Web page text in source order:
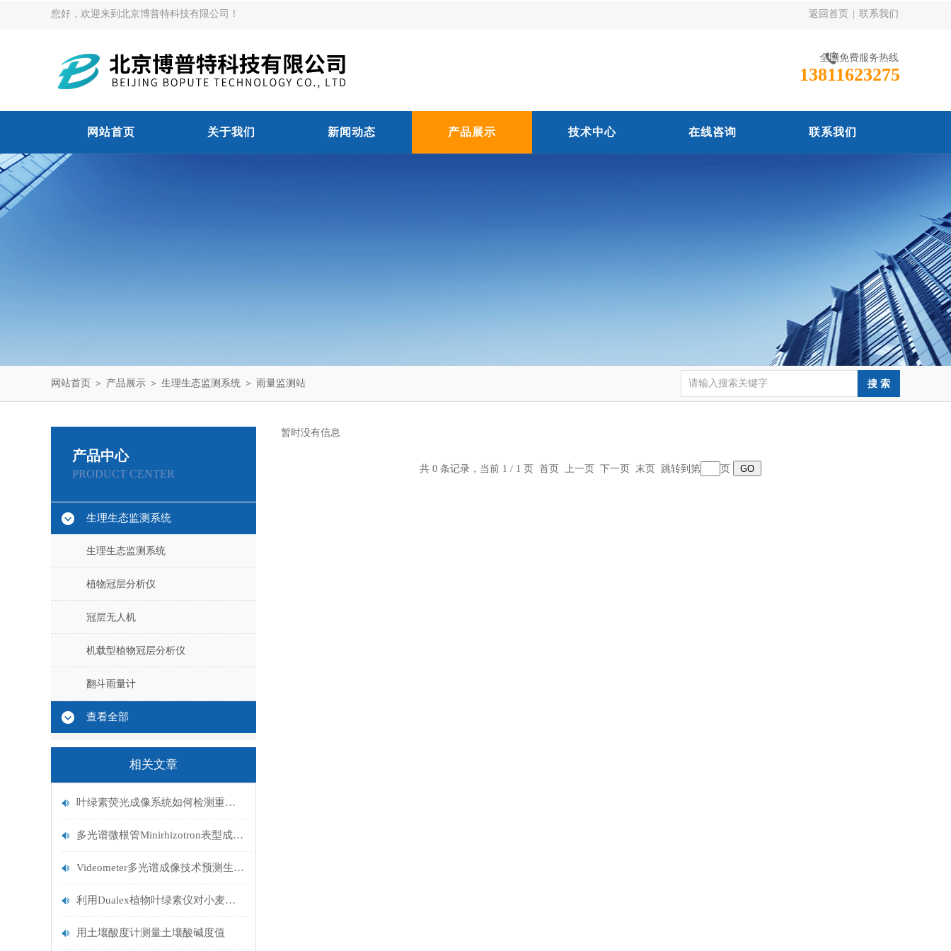
您好，欢迎来到北京博普特科技有限公司！ 返回首页 联系我们
全国免费服务热线
13811623275
网站首页 关于我们 新闻动态 产品展示 技术中心 在线咨询 联系我们
网站首页 ＞ 产品展示 ＞ 生理生态监测系统 ＞ 雨量监测站
产品中心
PRODUCT CENTER
生理生态监测系统
生理生态监测系统
植物冠层分析仪
冠层无人机
机载型植物冠层分析仪
翻斗雨量计
查看全部
相关文章
叶绿素荧光成像系统如何检测重金属离子
多光谱微根管Minirhizotron表型成像技术应用
Videometer多光谱成像技术预测生鲜猪肉货架期
利用Dualex植物叶绿素仪对小麦基因型的产量构成进行研究
用土壤酸度计测量土壤酸碱度值
暂时没有信息
共 0 条记录，当前 1 / 1 页 首页 上一页 下一页 末页 跳转到第 页